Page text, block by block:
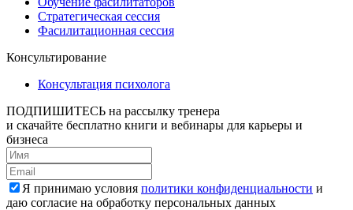
Стратегическая сессия
Фасилитационная сессия
Консультирование
Консультация психолога
ПОДПИШИТЕСЬ на рассылку тренера
и скачайте бесплатно книги и вебинары для карьеры и
бизнеса
Я принимаю условия политики конфиденциальности и
даю согласие на обработку персональных данных